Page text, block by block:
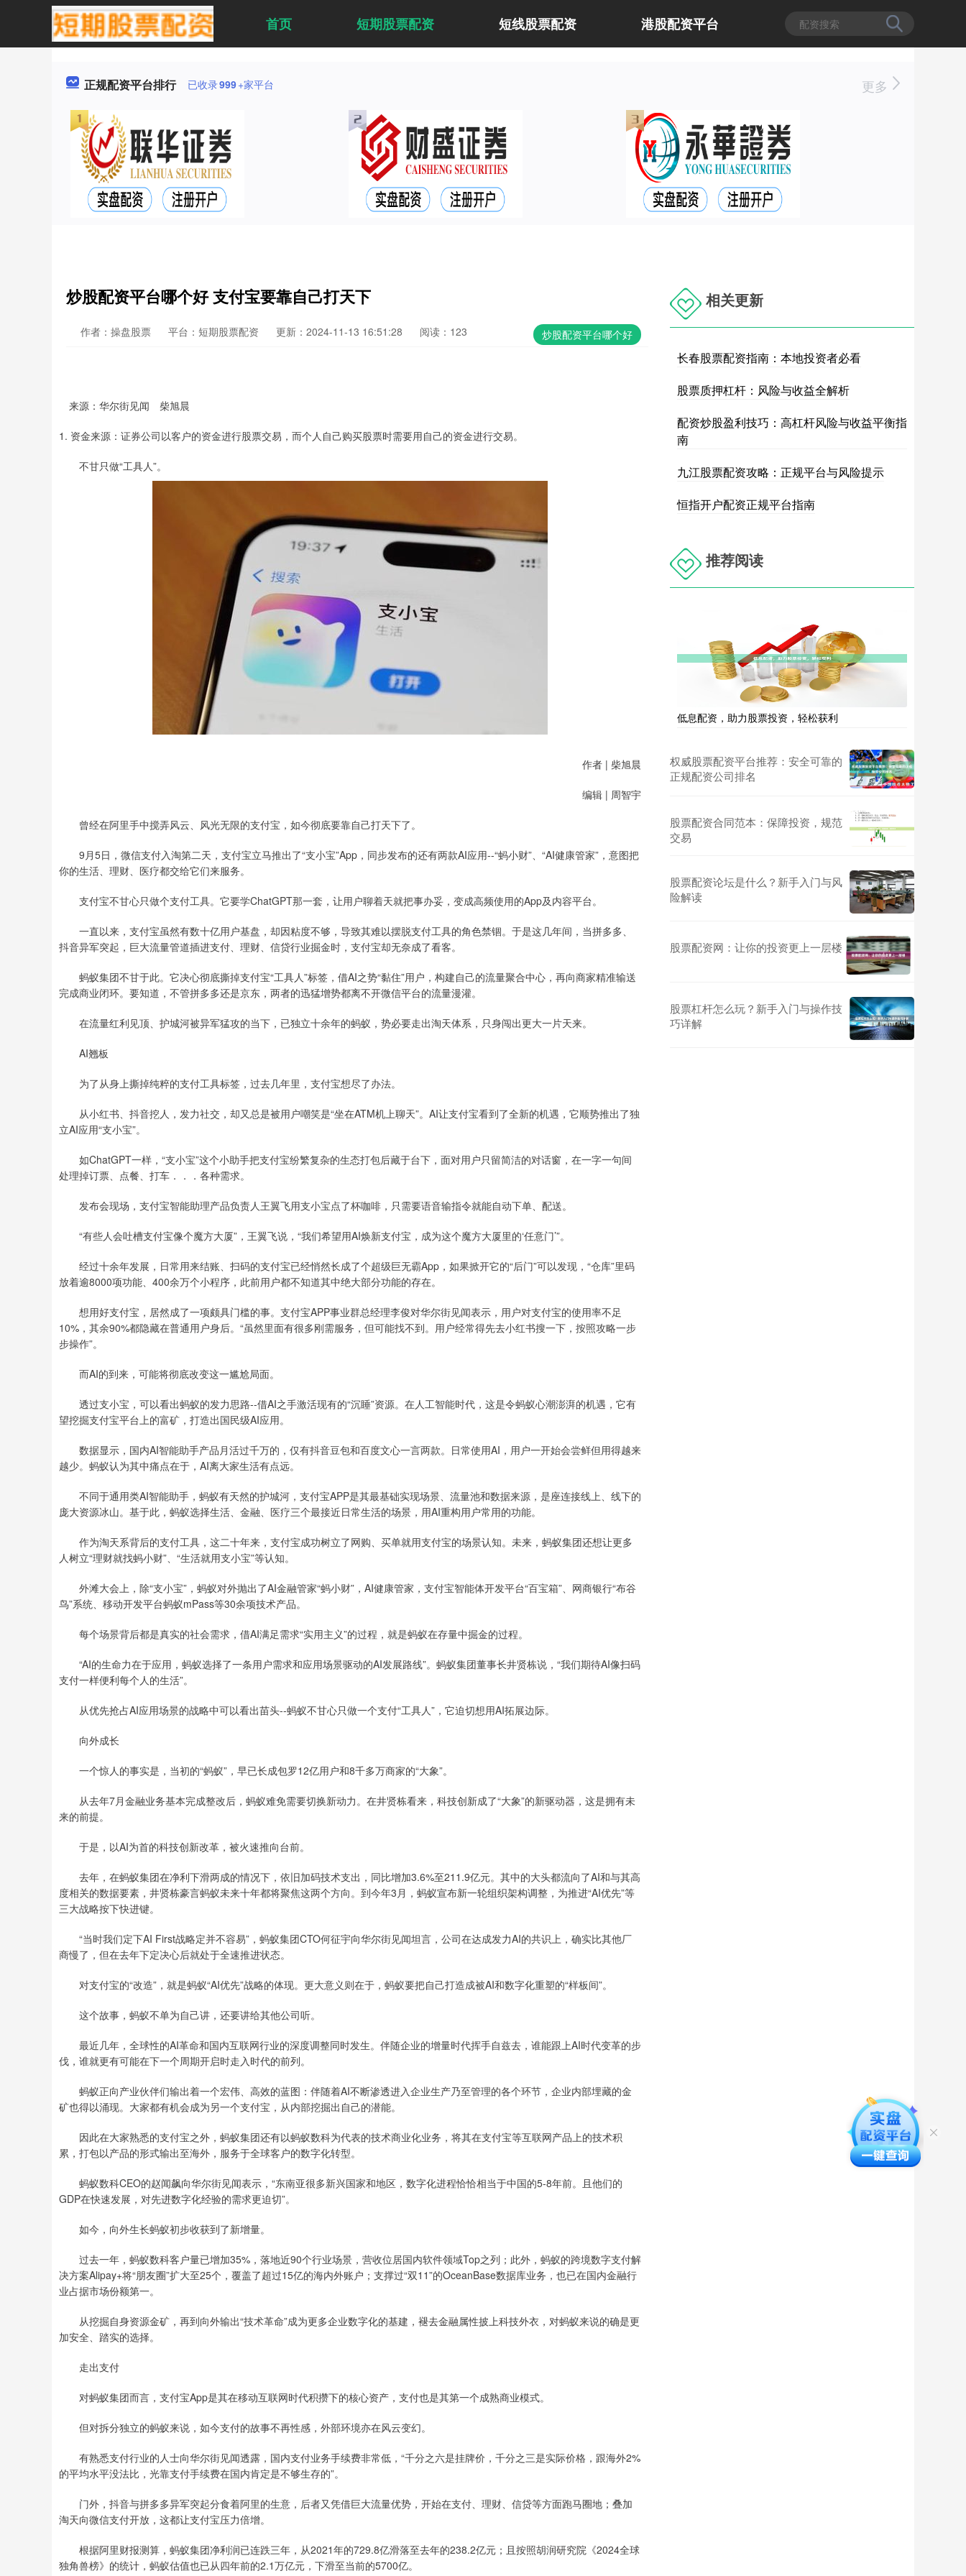
首页 短期股票配资 短线股票配资 港股配资平台
正规配资平台排行 已收录999+家平台 更多
炒股配资平台哪个好 支付宝要靠自己打天下
炒股配资平台哪个好
作者：操盘股票 平台：短期股票配资 更新：2024-11-13 16:51:28 阅读：123
来源：华尔街见闻 柴旭晨
1. 资金来源：证券公司以客户的资金进行股票交易，而个人自己购买股票时需要用自己的资金进行交易。
不甘只做“工具人”。
作者 | 柴旭晨
编辑 | 周智宇
曾经在阿里手中搅弄风云、风光无限的支付宝，如今彻底要靠自己打天下了。
9月5日，微信支付入淘第二天，支付宝立马推出了“支小宝”App，同步发布的还有两款AI应用--“蚂小财”、“AI健康管家”，意图把
你的生活、理财、医疗都交给它们来服务。
支付宝不甘心只做个支付工具。它要学ChatGPT那一套，让用户聊着天就把事办妥，变成高频使用的App及内容平台。
一直以来，支付宝虽然有数十亿用户基盘，却因粘度不够，导致其难以摆脱支付工具的角色禁锢。于是这几年间，当拼多多、
抖音异军突起，巨大流量管道插进支付、理财、信贷行业掘金时，支付宝却无奈成了看客。
蚂蚁集团不甘于此。它决心彻底撕掉支付宝“工具人”标签，借AI之势“黏住”用户，构建自己的流量聚合中心，再向商家精准输送
完成商业闭环。要知道，不管拼多多还是京东，两者的迅猛增势都离不开微信平台的流量漫灌。
在流量红利见顶、护城河被异军猛攻的当下，已独立十余年的蚂蚁，势必要走出淘天体系，只身闯出更大一片天来。
AI翘板
为了从身上撕掉纯粹的支付工具标签，过去几年里，支付宝想尽了办法。
从小红书、抖音挖人，发力社交，却又总是被用户嘲笑是“坐在ATM机上聊天”。AI让支付宝看到了全新的机遇，它顺势推出了独
立AI应用“支小宝”。
如ChatGPT一样，“支小宝”这个小助手把支付宝纷繁复杂的生态打包后藏于台下，面对用户只留简洁的对话窗，在一字一句间
处理掉订票、点餐、打车．．．各种需求。
发布会现场，支付宝智能助理产品负责人王翼飞用支小宝点了杯咖啡，只需要语音输指令就能自动下单、配送。
“有些人会吐槽支付宝像个魔方大厦”，王翼飞说，“我们希望用AI焕新支付宝，成为这个魔方大厦里的‘任意门’”。
经过十余年发展，日常用来结账、扫码的支付宝已经悄然长成了个超级巨无霸App，如果掀开它的“后门”可以发现，“仓库”里码
放着逾8000项功能、400余万个小程序，此前用户都不知道其中绝大部分功能的存在。
想用好支付宝，居然成了一项颇具门槛的事。支付宝APP事业群总经理李俊对华尔街见闻表示，用户对支付宝的使用率不足
10%，其余90%都隐藏在普通用户身后。“虽然里面有很多刚需服务，但可能找不到。用户经常得先去小红书搜一下，按照攻略一步
步操作”。
而AI的到来，可能将彻底改变这一尴尬局面。
透过支小宝，可以看出蚂蚁的发力思路--借AI之手激活现有的“沉睡”资源。在人工智能时代，这是令蚂蚁心潮澎湃的机遇，它有
望挖掘支付宝平台上的富矿，打造出国民级AI应用。
数据显示，国内AI智能助手产品月活过千万的，仅有抖音豆包和百度文心一言两款。日常使用AI，用户一开始会尝鲜但用得越来
越少。蚂蚁认为其中痛点在于，AI离大家生活有点远。
不同于通用类AI智能助手，蚂蚁有天然的护城河，支付宝APP是其最基础实现场景、流量池和数据来源，是座连接线上、线下的
庞大资源冰山。基于此，蚂蚁选择生活、金融、医疗三个最接近日常生活的场景，用AI重构用户常用的功能。
作为淘天系背后的支付工具，这二十年来，支付宝成功树立了网购、买单就用支付宝的场景认知。未来，蚂蚁集团还想让更多
人树立“理财就找蚂小财”、“生活就用支小宝”等认知。
外滩大会上，除“支小宝”，蚂蚁对外抛出了AI金融管家“蚂小财”，AI健康管家，支付宝智能体开发平台“百宝箱”、网商银行“布谷
鸟”系统、移动开发平台蚂蚁mPass等30余项技术产品。
每个场景背后都是真实的社会需求，借AI满足需求“实用主义”的过程，就是蚂蚁在存量中掘金的过程。
“AI的生命力在于应用，蚂蚁选择了一条用户需求和应用场景驱动的AI发展路线”。蚂蚁集团董事长井贤栋说，“我们期待AI像扫码
支付一样便利每个人的生活”。
从优先抢占AI应用场景的战略中可以看出苗头--蚂蚁不甘心只做一个支付“工具人”，它迫切想用AI拓展边际。
向外成长
一个惊人的事实是，当初的“蚂蚁”，早已长成包罗12亿用户和8千多万商家的“大象”。
从去年7月金融业务基本完成整改后，蚂蚁难免需要切换新动力。在井贤栋看来，科技创新成了“大象”的新驱动器，这是拥有未
来的前提。
于是，以AI为首的科技创新改革，被火速推向台前。
去年，在蚂蚁集团在净利下滑两成的情况下，依旧加码技术支出，同比增加3.6%至211.9亿元。其中的大头都流向了AI和与其高
度相关的数据要素，井贤栋豪言蚂蚁未来十年都将聚焦这两个方向。到今年3月，蚂蚁宣布新一轮组织架构调整，为推进“AI优先”等
三大战略按下快进键。
“当时我们定下AI First战略定并不容易”，蚂蚁集团CTO何征宇向华尔街见闻坦言，公司在达成发力AI的共识上，确实比其他厂
商慢了，但在去年下定决心后就处于全速推进状态。
对支付宝的“改造”，就是蚂蚁“AI优先”战略的体现。更大意义则在于，蚂蚁要把自己打造成被AI和数字化重塑的“样板间”。
这个故事，蚂蚁不单为自己讲，还要讲给其他公司听。
最近几年，全球性的AI革命和国内互联网行业的深度调整同时发生。伴随企业的增量时代挥手自兹去，谁能跟上AI时代变革的步
伐，谁就更有可能在下一个周期开启时走入时代的前列。
蚂蚁正向产业伙伴们输出着一个宏伟、高效的蓝图：伴随着AI不断渗透进入企业生产乃至管理的各个环节，企业内部埋藏的金
矿也得以涌现。大家都有机会成为另一个支付宝，从内部挖掘出自己的潜能。
因此在大家熟悉的支付宝之外，蚂蚁集团还有以蚂蚁数科为代表的技术商业化业务，将其在支付宝等互联网产品上的技术积
累，打包以产品的形式输出至海外，服务于全球客户的数字化转型。
蚂蚁数科CEO的赵闻飙向华尔街见闻表示，“东南亚很多新兴国家和地区，数字化进程恰恰相当于中国的5-8年前。且他们的
GDP在快速发展，对先进数字化经验的需求更迫切”。
如今，向外生长蚂蚁初步收获到了新增量。
过去一年，蚂蚁数科客户量已增加35%，落地近90个行业场景，营收位居国内软件领域Top之列；此外，蚂蚁的跨境数字支付解
决方案Alipay+将“朋友圈”扩大至25个，覆盖了超过15亿的海内外账户；支撑过“双11”的OceanBase数据库业务，也已在国内金融行
业占据市场份额第一。
从挖掘自身资源金矿，再到向外输出“技术革命”成为更多企业数字化的基建，褪去金融属性披上科技外衣，对蚂蚁来说的确是更
加安全、踏实的选择。
走出支付
对蚂蚁集团而言，支付宝App是其在移动互联网时代积攒下的核心资产，支付也是其第一个成熟商业模式。
但对拆分独立的蚂蚁来说，如今支付的故事不再性感，外部环境亦在风云变幻。
有熟悉支付行业的人士向华尔街见闻透露，国内支付业务手续费非常低，“千分之六是挂牌价，千分之三是实际价格，跟海外2%
的平均水平没法比，光靠支付手续费在国内肯定是不够生存的”。
门外，抖音与拼多多异军突起分食着阿里的生意，后者又凭借巨大流量优势，开始在支付、理财、信贷等方面跑马圈地；叠加
淘天向微信支付开放，这都让支付宝压力倍增。
根据阿里财报测算，蚂蚁集团净利润已连跌三年，从2021年的729.8亿滑落至去年的238.2亿元；且按照胡润研究院《2024全球
独角兽榜》的统计，蚂蚁估值也已从四年前的2.1万亿元，下滑至当前的5700亿。
相关更新
长春股票配资指南：本地投资者必看
股票质押杠杆：风险与收益全解析
配资炒股盈利技巧：高杠杆风险与收益平衡指
南
九江股票配资攻略：正规平台与风险提示
恒指开户配资正规平台指南
推荐阅读
低息配资，助力股票投资，轻松获利
权威股票配资平台推荐：安全可靠的
正规配资公司排名
股票配资合同范本：保障投资，规范
交易
股票配资论坛是什么？新手入门与风
险解读
股票配资网：让你的投资更上一层楼
股票杠杆怎么玩？新手入门与操作技
巧详解